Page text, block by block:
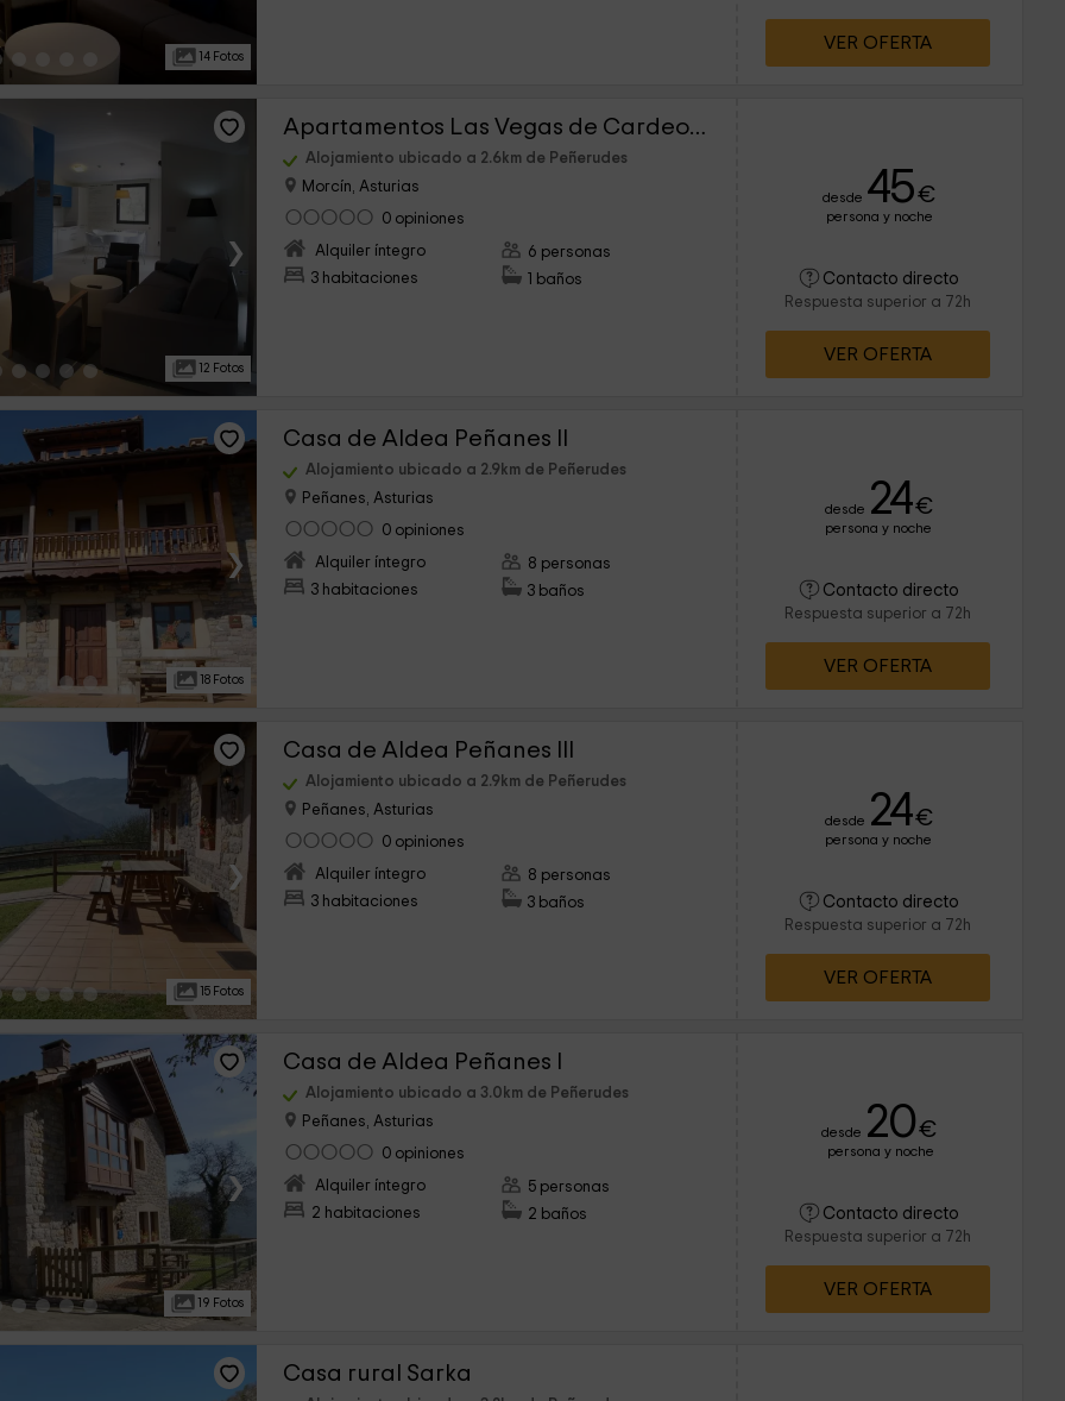
14 Fotos
VER OFERTA
›
12 Fotos
Apartamentos Las Vegas de Cardeo- Asturias
Alojamiento ubicado a 2.6km de Peñerudes
Morcín, Asturias
0 opiniones
Alquiler íntegro
3 habitaciones
6 personas
1 baños
desde 45€
persona y noche
Contacto directo
Respuesta superior a 72h
VER OFERTA
›
18 Fotos
Casa de Aldea Peñanes II
Alojamiento ubicado a 2.9km de Peñerudes
Peñanes, Asturias
0 opiniones
Alquiler íntegro
3 habitaciones
8 personas
3 baños
desde 24€
persona y noche
Contacto directo
Respuesta superior a 72h
VER OFERTA
›
15 Fotos
Casa de Aldea Peñanes III
Alojamiento ubicado a 2.9km de Peñerudes
Peñanes, Asturias
0 opiniones
Alquiler íntegro
3 habitaciones
8 personas
3 baños
desde 24€
persona y noche
Contacto directo
Respuesta superior a 72h
VER OFERTA
›
19 Fotos
Casa de Aldea Peñanes I
Alojamiento ubicado a 3.0km de Peñerudes
Peñanes, Asturias
0 opiniones
Alquiler íntegro
2 habitaciones
5 personas
2 baños
desde 20€
persona y noche
Contacto directo
Respuesta superior a 72h
VER OFERTA
Casa rural Sarka